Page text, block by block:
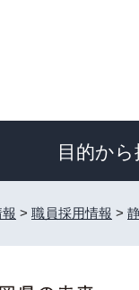
目的から
> 職員採用情報 >